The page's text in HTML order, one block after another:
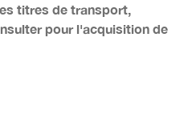
titres de transport,
pour l'acquisition de